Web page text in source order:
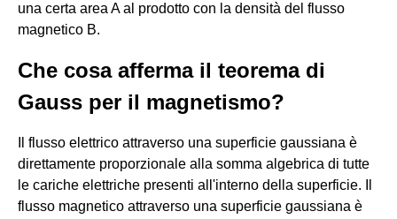
una certa area A al prodotto con la densità del flusso
magnetico B.
Che cosa afferma il teorema di
Gauss per il magnetismo?
Il flusso elettrico attraverso una superficie gaussiana è
direttamente proporzionale alla somma algebrica di tutte
le cariche elettriche presenti all'interno della superficie. Il
flusso magnetico attraverso una superficie gaussiana è